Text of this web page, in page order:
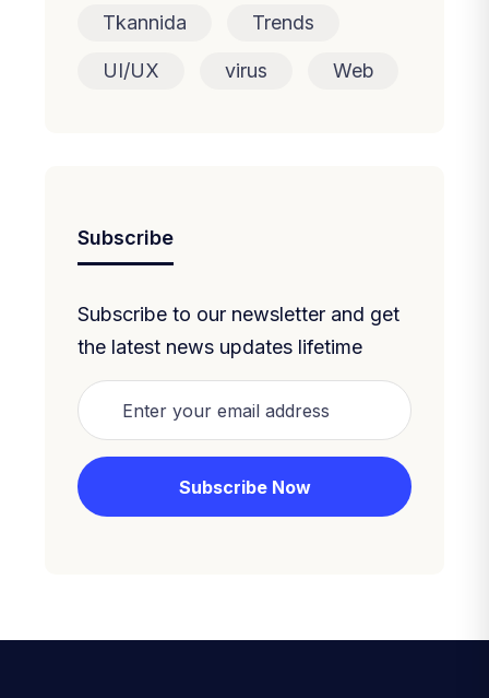
Tkannida Trends
UI/UX virus Web
Subscribe
Subscribe to our newsletter and get
the latest news updates lifetime